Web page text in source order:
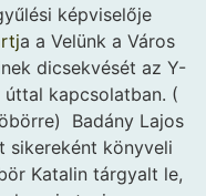
képviselője
a a Velünk a Város
dicsekvését az Y-
kapcsolatban. (
Badány Lajos
sikereként könyveli
Katalin tárgyalt le,